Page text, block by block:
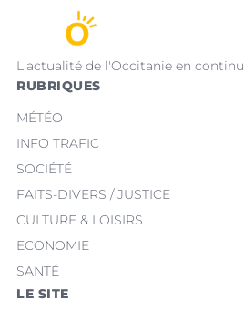
L'actualité de l'Occitanie en continu
RUBRIQUES
MÉTÉO
INFO TRAFIC
SOCIÉTÉ
FAITS-DIVERS / JUSTICE
CULTURE & LOISIRS
ECONOMIE
SANTÉ
LE SITE